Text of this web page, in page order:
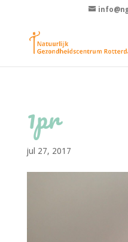
1pr
jul 27, 2017